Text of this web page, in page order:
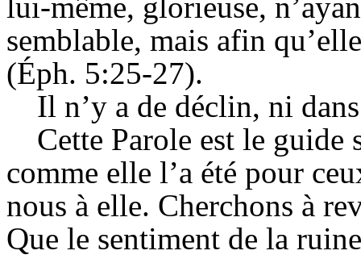
semblable, mais afin
(Éph. 5:25-27).
Il n’y a de déclin, ni
Cette Parole est le
comme elle l’a été pour
nous à elle. Cherchons à
Que le sentiment de la